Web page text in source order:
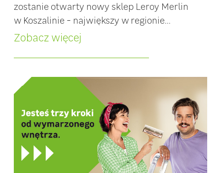
zostanie otwarty nowy sklep Leroy Merlin
w Koszalinie - największy w regionie...
Zobacz więcej